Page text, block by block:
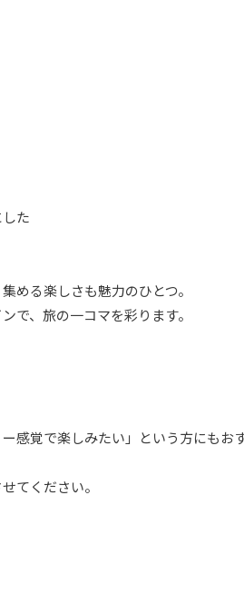
た
める楽しさも魅力のひとつ。
で、旅の一コマを彩ります。
感覚で楽しみたい」という方にもお
てください。